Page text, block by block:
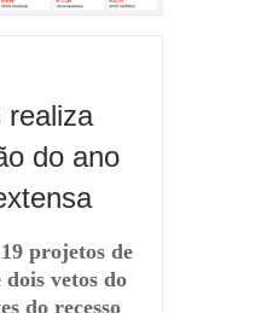
realiza
do ano
projetos de
dois vetos do
do recesso